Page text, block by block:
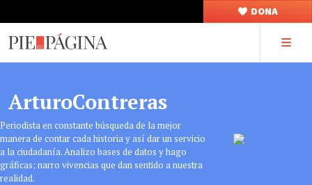
DONA
ArturoContreras
Periodista en constante búsqueda de la mejor
manera de contar cada historia y así dar un servicio
a la ciudadanía. Analizo bases de datos y hago
gráficas; narro vivencias que dan sentido a nuestra
realidad.